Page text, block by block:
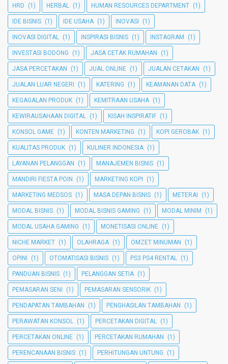
HRD (1) HERBAL (1) HUMAN RESOURCES DEPARTMENT (1)
IDE BISNIS (1) IDE USAHA (1) INOVASI (1)
INOVASI DIGITAL (1) INSPIRASI BISNIS (1) INSTAGRAM (1)
INVESTASI BODONG (1) JASA CETAK RUMAHAN (1)
JASA PERCETAKAN (1) JUAL ONLINE (1) JUALAN CETAKAN (1)
JUALAN LUAR NEGERI (1) KATERING (1) KEAMANAN DATA (1)
KEGAGALAN PRODUK (1) KEMITRAAN USAHA (1)
KEWIRAUSAHAAN DIGITAL (1) KISAH INSPIRATIF (1)
KONSOL GAME (1) KONTEN MARKETING (1) KOPI GEROBAK (1)
KUALITAS PRODUK (1) KULINER INDONESIA (1)
LAYANAN PELANGGAN (1) MANAJEMEN BISNIS (1)
MANDIRI FIESTA POIN (1) MARKETING KOPI (1)
MARKETING MEDSOS (1) MASA DEPAN BISNIS (1) METERAI (1)
MODAL BISNIS (1) MODAL BISNIS GAMING (1) MODAL MINIM (1)
MODAL USAHA GAMING (1) MONETISASI ONLINE (1)
NICHE MARKET (1) OLAHRAGA (1) OMZET MINUMAN (1)
OPINI (1) OTOMATISASI BISNIS (1) PS3 PS4 RENTAL (1)
PANDUAN BISNIS (1) PELANGGAN SETIA (1)
PEMASARAN SENI (1) PEMASARAN SENSORIK (1)
PENDAPATAN TAMBAHAN (1) PENGHASILAN TAMBAHAN (1)
PERAWATAN KONSOL (1) PERCETAKAN DIGITAL (1)
PERCETAKAN ONLINE (1) PERCETAKAN RUMAHAN (1)
PERENCANAAN BISNIS (1) PERHITUNGAN UNTUNG (1)